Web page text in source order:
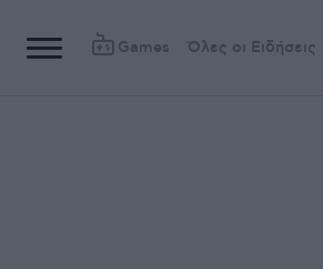
Games Όλες οι Ειδήσεις